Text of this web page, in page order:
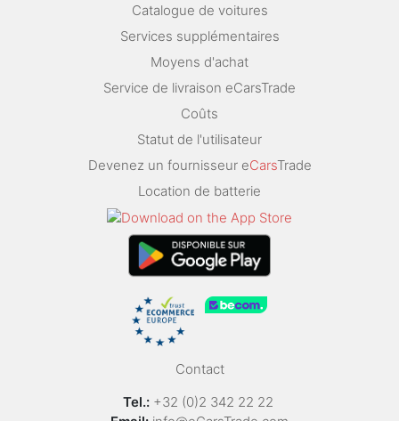
Catalogue de voitures
Services supplémentaires
Moyens d'achat
Service de livraison eCarsTrade
Coûts
Statut de l'utilisateur
Devenez un fournisseur eCarsTrade
Location de batterie
Contact
Tel.: +32 (0)2 342 22 22